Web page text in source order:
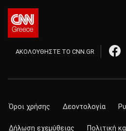
ΑΚΟΛΟΥΘΗΣΤΕ ΤΟ CNN.GR
Όροι χρήσης Δεοντολογία
Δήλωση εχεμύθειας Πολιτική